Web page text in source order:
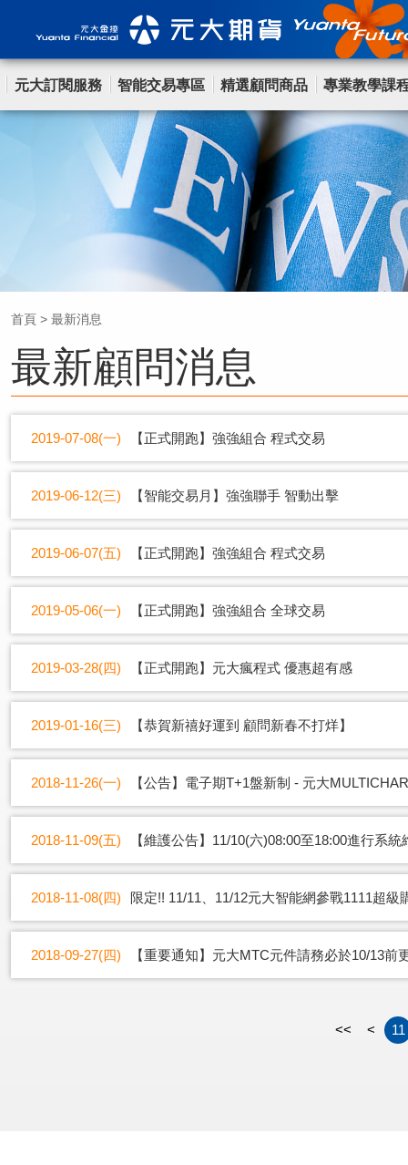
元大訂閱服務 智能交易專區 精選顧問商品 專業教學課
首頁 > 最新消息
最新顧問消息
2019-07-08(一) 【正式開跑】強強組合 程式交易
2019-06-12(三) 【智能交易月】強強聯手 智動出擊
2019-06-07(五) 【正式開跑】強強組合 程式交易
2019-05-06(一) 【正式開跑】強強組合 全球交易
2019-03-28(四) 【正式開跑】元大瘋程式 優惠超有感
2019-01-16(三) 【恭賀新禧好運到 顧問新春不打烊】
2018-11-26(一) 【公告】電子期T+1盤新制 - 元大
2018-11-09(五) 【維護公告】11/10(六)08:00至18:00進行系統
2018-11-08(四) 限定!! 11/11、11/12元大智能網參戰1111超級
2018-09-27(四) 【重要通知】元大MTC元件請務必於10/13前
<< < 11